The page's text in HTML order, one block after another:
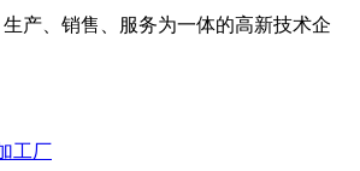
产、销售、服务为一体的高新技术企
工厂